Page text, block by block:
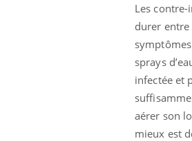
Les
durer entre
sprays
infectée et
aérer son
mieux est
Fatigue, irritabilité,
même alopécie… Les
carence en fer sont